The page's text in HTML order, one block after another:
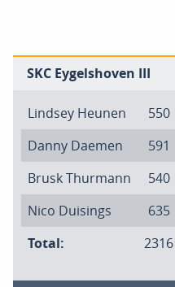
SKC Eygelshoven III
Lindsey Heunen 550
Danny Daemen
591
Brusk Thurmann
540
Nico Duisings
635
Total:
2316